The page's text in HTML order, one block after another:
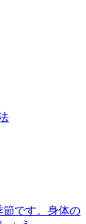
節です。身体の